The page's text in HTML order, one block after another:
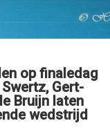
op finaledag
Gert-
Bruijn laten
wedstrijd